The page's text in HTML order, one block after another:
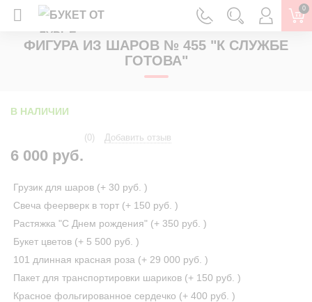
0
ГЛАВНАЯ ФИГУРЫ ИЗ ШАРОВ
ФИГУРА ИЗ ШАРОВ № 455 "К СЛУЖБЕ
ГОТОВА"
В НАЛИЧИИ
(0) Добавить отзыв
6 000 руб.
Грузик для шаров (+ 30 руб. )
Свеча феерверк в торт (+ 150 руб. )
Растяжка "С Днем рождения" (+ 350 руб. )
Букет цветов (+ 5 500 руб. )
101 длинная красная роза (+ 29 000 руб. )
Пакет для транспортировки шариков (+ 150 руб. )
Красное фольгированное сердечко (+ 400 руб. )